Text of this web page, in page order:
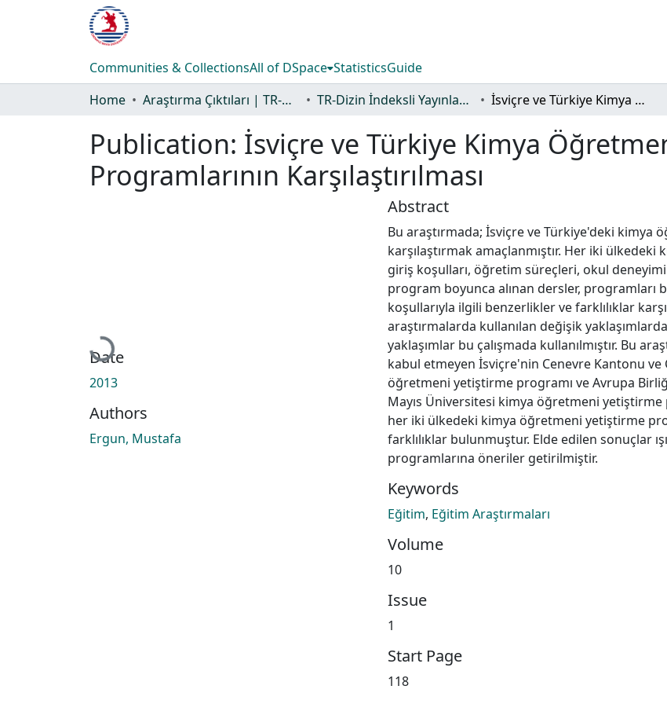
Communities & CollectionsAll of DSpace StatisticsGuide
Home
Araştırma Çıktıları | TR-Dizin | WoS | Scopus | PubMed TR-Dizin İndeksli Yayınlar Koleksiyonu İsviçre ve Türkiye Kimya Öğretmeni Yetiştirme Programlarının Karşılaştırılması
Publication: İsviçre ve Türkiye Kimya
Programlarının Karşılaştırılması
Loading...
Date
2013
Authors
Ergun, Mustafa
Abstract
Bu araştırmada; İsviçre ve Türkiye'deki kimya
karşılaştırmak amaçlanmıştır. Her iki
giriş koşulları, öğretim süreçleri, okul
program boyunca alınan dersler,
koşullarıyla ilgili benzerlikler ve farklılıklar
araştırmalarda kullanılan değişik
yaklaşımlar bu çalışmada kullanılmıştır. Bu
kabul etmeyen İsviçre'nin Cenevre Kantonu
öğretmeni yetiştirme programı ve Avrupa
Mayıs Üniversitesi kimya öğretmeni yetiştirme
her iki ülkedeki kimya öğretmeni yetiştirme
farklılıklar bulunmuştur. Elde edilen sonuçlar
programlarına öneriler getirilmiştir.
Keywords
Eğitim, Eğitim Araştırmaları
Volume
10
Issue
1
Start Page
118